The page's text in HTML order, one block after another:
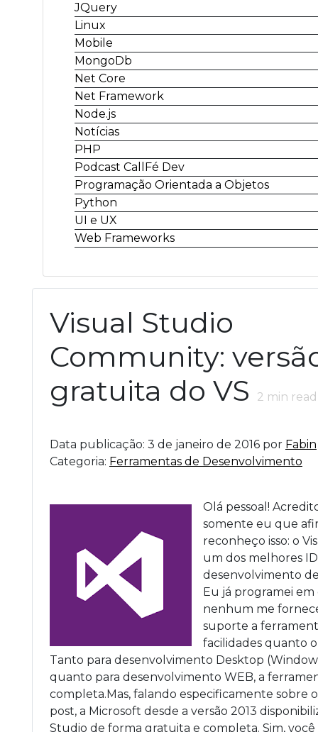
JQuery
Linux
Mobile
MongoDb
Net Core
Net Framework
Node.js
Notícias
PHP
Podcast CallFé Dev
Programação Orientada a Objetos
Python
UI e UX
Web Frameworks
Visual Studio
Community:
gratuita do VS
2 min read
Data publicação: 3 de janeiro de 2016 por Fabin
Categoria: Ferramentas de Desenvolvimento
Olá pessoal!
somente eu que
reconheço isso: o
um dos melhores
desenvolvimento
Eu já programei em
nenhum me
suporte a
facilidades quanto
Tanto para desenvolvimento Desktop
quanto para desenvolvimento WEB, a
completa.Mas, falando especificamente sobre
post, a Microsoft desde a versão 2013
Studio de forma gratuita e completa. Sim,